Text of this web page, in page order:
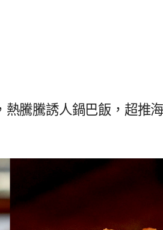
騰騰誘人鍋巴飯，超推